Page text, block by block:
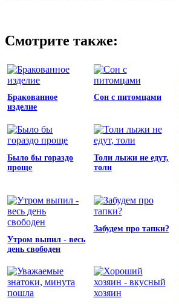
Смотрите также:
Бракованное
изделие
Сон с питомцами
Было бы гораздо
проще
Толи лыжи не едут,
толи
Утром выпил - весь
день свободен
Забудем про тапки?